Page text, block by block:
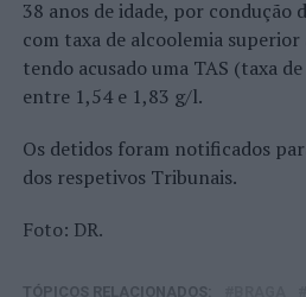
38 anos de idade, por condução
com taxa de alcoolemia
tendo acusado uma TAS (taxa
entre 1,54 e 1,83 g/l.
Os detidos foram notificados
dos respetivos Tribunais.
Foto: DR.
TÓPICOS RELACIONADOS: